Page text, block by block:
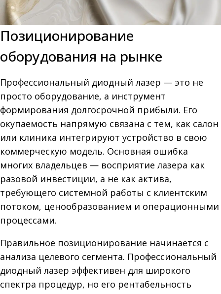
Позиционирование
оборудования на рынке
Профессиональный диодный лазер — это не
просто оборудование, а инструмент
формирования долгосрочной прибыли. Его
окупаемость напрямую связана с тем, как салон
или клиника интегрируют устройство в свою
коммерческую модель. Основная ошибка
многих владельцев — восприятие лазера как
разовой инвестиции, а не как актива,
требующего системной работы с клиентским
потоком, ценообразованием и операционными
процессами.
Правильное позиционирование начинается с
анализа целевого сегмента. Профессиональный
диодный лазер эффективен для широкого
спектра процедур, но его рентабельность